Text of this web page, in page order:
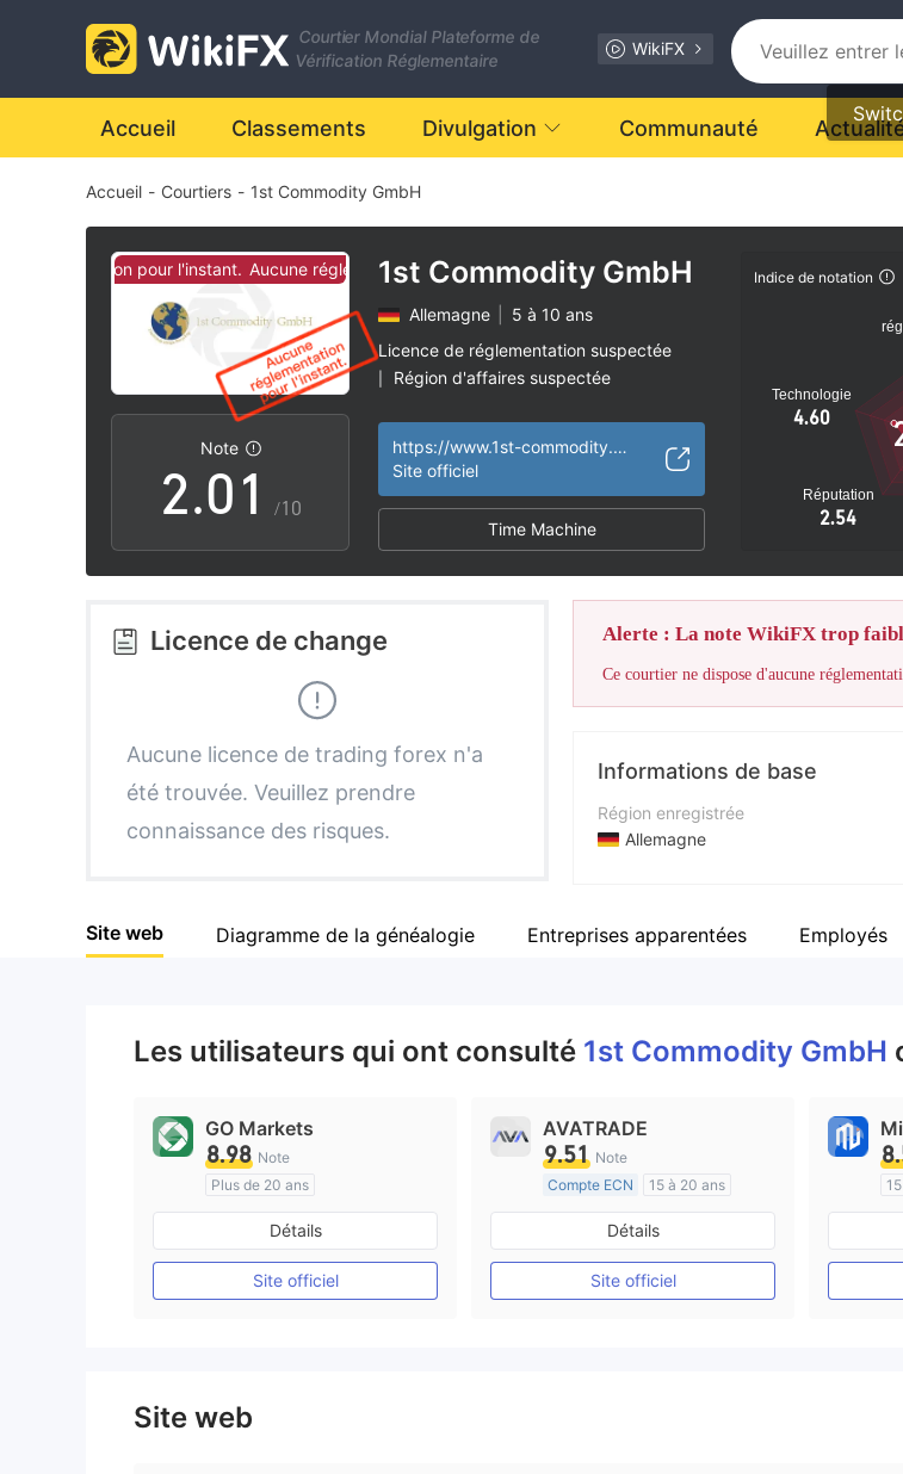
Courtier Mondial Plateforme de
Vérification Réglementaire
WikiFX
Accueil Classements Divulgation Communauté
Accueil - Courtiers - 1st Commodity GmbH
pour l'instant. Aucune réglementation pour l'instant.
Note
0
1
2
3
4
6
7
9
.0
1
2
4
5
6
8
9
0
1
2
3
5
6
9
/10
1st Commodity GmbH
Allemagne
5 à 10 ans
Licence de réglementation suspectée
Région d'affaires suspectée
https://www.1st-commodity.com/en/
Site officiel
Time Machine
Indice de notation
Technologie
4.60
Réputation
2.54
Licence de change
Aucune licence de trading forex n'a
été trouvée. Veuillez prendre
connaissance des risques.
Alerte : La note WikiFX trop
Ce courtier ne dispose d'aucune
Informations de base
Région enregistrée
Allemagne
Société
Site web Diagramme de la généalogie Entreprises apparentées Employés
Les utilisateurs qui ont consulté 1st Commodity GmbH
GO Markets
8.98 Note
Plus de 20 ans
Réglementation de Australie
Market Making (MM)
cTrader
Détails
Site officiel
AVATRADE
9.51 Note
Compte ECN
15 à 20 ans
Réglementation de Australie
Market Making (MM)
Etiquette principale MT4
Détails
Site officiel
Site web